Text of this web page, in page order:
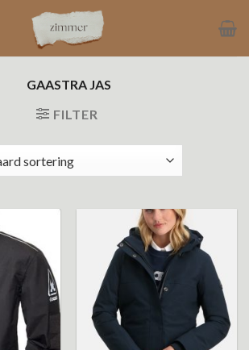
GAASTRA JAS
FILTER